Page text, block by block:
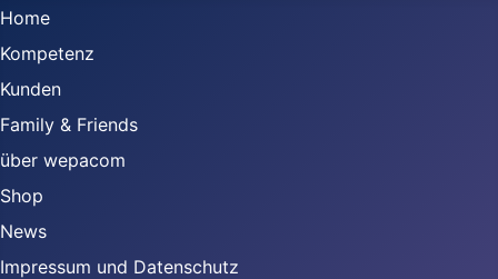
Home
Kompetenz
Kunden
Family & Friends
über wepacom
Shop
News
Impressum und Datenschutz